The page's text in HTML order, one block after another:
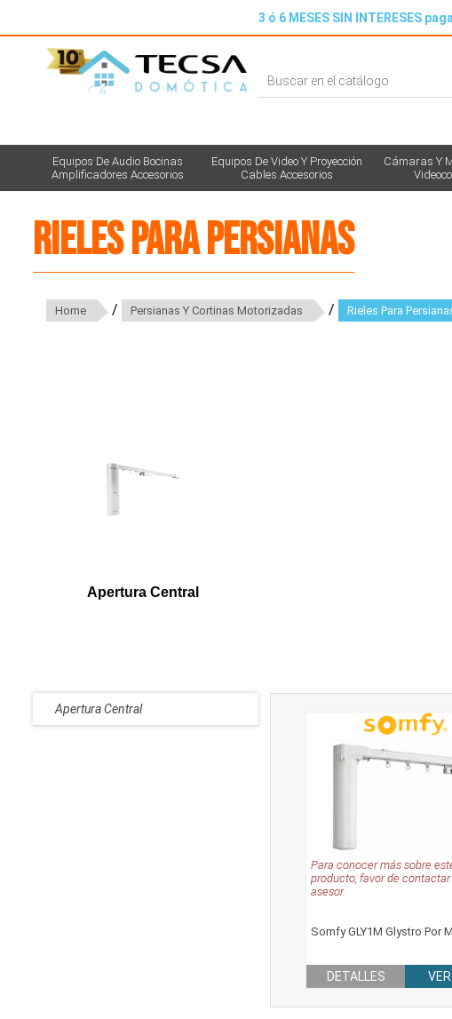
3 ó 6 MESES SIN INTERESES
Equipos De Audio Bocinas
Amplificadores Accesorios
Equipos De Video Y Proyección
Cables Accesorios
Cámaras Y
Rieles para Persianas
Home / Persianas Y Cortinas Motorizadas / Rieles Para
Apertura Central
Apertura Central
Para conocer más sobre
producto, favor de contactar
asesor.
Somfy GLY1M Glystro Por
DETALLES VER